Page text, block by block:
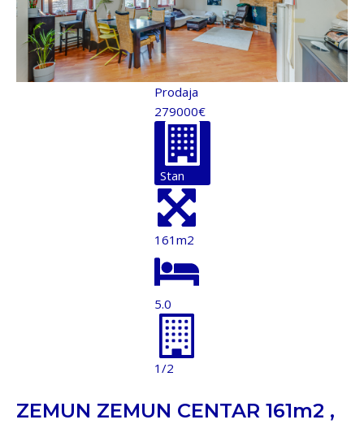
Prodaja
279000€
Stan
161m2
5.0
1/2
ZEMUN ZEMUN CENTAR 161m2 ,